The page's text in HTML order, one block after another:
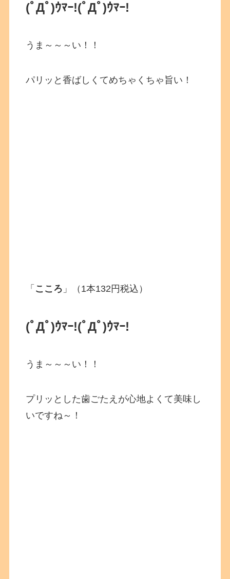
(ﾟДﾟ)ｳﾏｰ!(ﾟДﾟ)ｳﾏｰ!
うま～～～い！！
パリッと香ばしくてめちゃくちゃ旨い！
「 こころ 」（1本132円税込）
(ﾟДﾟ)ｳﾏｰ!(ﾟДﾟ)ｳﾏｰ!
うま～～～い！！
プリッとした歯ごたえが心地よくて美味し
いですね～！